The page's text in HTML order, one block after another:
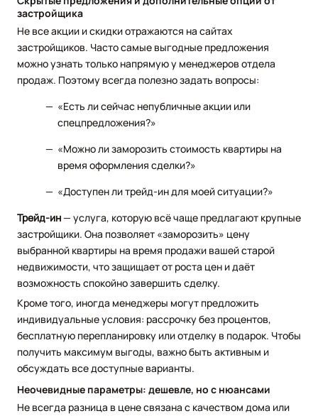
застройщика
Не все акции и скидки отражаются на сайтах
застройщиков. Часто самые выгодные предложения
можно узнать только напрямую у менеджеров отдела
продаж. Поэтому всегда полезно задать вопросы:
«Есть ли сейчас непубличные акции или
спецпредложения?»
«Можно ли заморозить стоимость квартиры на
время оформления сделки?»
«Доступен ли трейд-ин для моей ситуации?»
Трейд-ин— услуга, которую всё чаще предлагают крупные
застройщики. Она позволяет «заморозить» цену
выбранной квартиры на время продажи вашей старой
недвижимости, что защищает от роста цен и даёт
возможность спокойно завершить сделку.
Кроме того, иногда менеджеры могут предложить
индивидуальные условия: рассрочку без процентов,
бесплатную перепланировку или отделку в подарок. Чтобы
получить максимум выгоды, важно быть активным и
обсуждать все доступные варианты.
Неочевидные параметры: дешевле, но с нюансами
Не всегда разница в цене связана с качеством дома или